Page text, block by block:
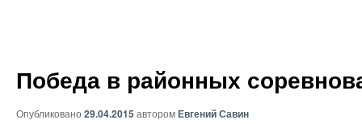
Победа в районных
Опубликовано 29.04.2015 авторомЕвгений Савин